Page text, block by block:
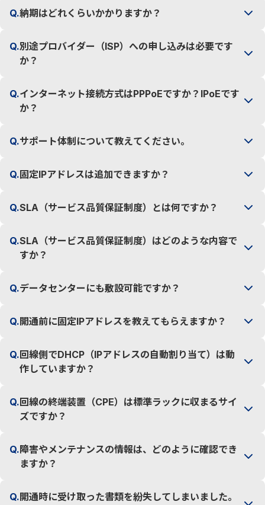
Q.納期はどれくらいかかりますか？
Q.別途プロバイダー（ISP）への申し込みは必要です
か？
Q.インターネット接続方式はPPPoEですか？IPoEです
か？
Q.サポート体制について教えてください。
Q. 固定IPアドレスは追加できますか？
Q.SLA（サービス品質保証制度）とは何ですか？
Q.SLA（サービス品質保証制度）はどのような内容で
すか？
Q.データセンターにも敷設可能ですか？
Q. 開通前に固定IPアドレスを教えてもらえますか？
Q. 回線側でDHCP（IPアドレスの自動割り当て）は動
作していますか？
Q. 回線の終端装置（CPE）は標準ラックに収まるサイ
ズですか？
Q.障害やメンテナンスの情報は、どのように確認でき
ますか？
Q. 開通時に受け取った書類を紛失してしまいました。